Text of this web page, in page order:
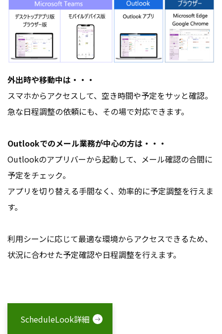
外出時や移動中は・・・
スマホからアクセスして、空き時間や予定をサッと確認。
急な日程調整の依頼にも、その場で対応できます。
Outlookでのメール業務が中心の方は・・・
Outlookのアプリバーから起動して、メール確認の合間に
予定をチェック。
アプリを切り替える手間なく、効率的に予定調整を行えま
す。
利用シーンに応じて最適な環境からアクセスできるため、
状況に合わせた予定確認や日程調整を行えます。
ScheduleLook詳細